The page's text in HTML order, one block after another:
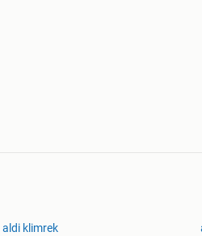
aldi klimrek